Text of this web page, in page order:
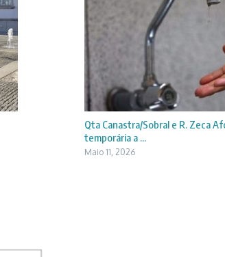
Qta Canastra/Sobral e R. Zeca
temporária a ...
Maio 11, 2026